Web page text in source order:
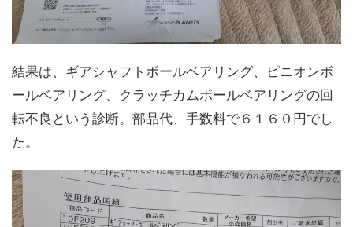
結果は、ギアシャフトボールベアリング、ピニオンボ
ールベアリング、クラッチカムボールベアリングの回
転不良という診断。部品代、手数料で６１６０円でし
た。